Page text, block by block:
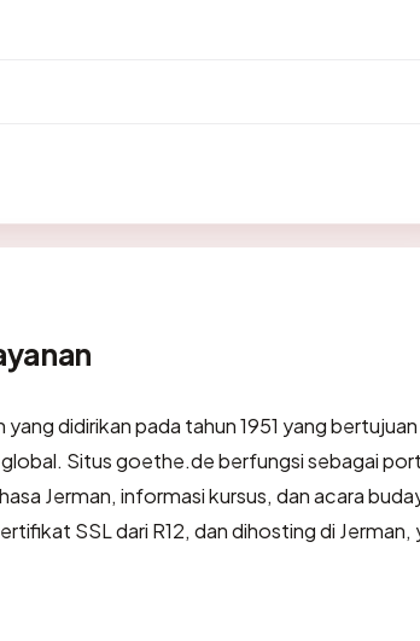
didirikan pada tahun 1951 yang bertujuan
Situs goethe.de berfungsi sebagai
Jerman, informasi kursus, dan acara
SSL dari R12, dan dihosting di Jerman,